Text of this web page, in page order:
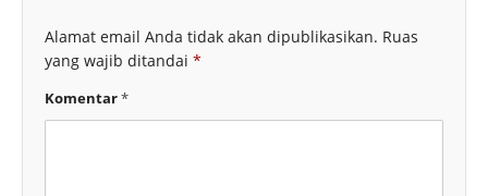
Alamat email Anda tidak akan dipublikasikan. Ruas
yang wajib ditandai *
Komentar*